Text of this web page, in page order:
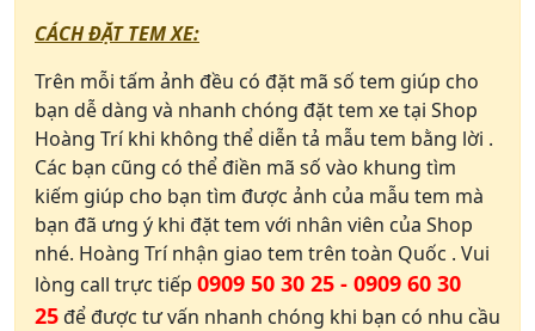
CÁCH ĐẶT TEM XE:
Trên mỗi tấm ảnh đều có đặt mã số tem giúp cho
bạn dễ dàng và nhanh chóng đặt tem xe tại Shop
Hoàng Trí khi không thể diễn tả mẫu tem bằng lời .
Các bạn cũng có thể điền mã số vào khung tìm
kiếm giúp cho bạn tìm được ảnh của mẫu tem mà
bạn đã ưng ý khi đặt tem với nhân viên của Shop
nhé. Hoàng Trí nhận giao tem trên toàn Quốc . Vui
lòng call trực tiếp 0909 50 30 25 - 0909 60 30
25để được tư vấn nhanh chóng khi bạn có nhu cầu